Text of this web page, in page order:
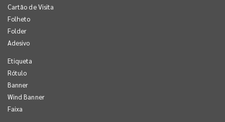
Cartão de Visita
Folheto
Folder
Adesivo
Etiqueta
Rótulo
Banner
Wind Banner
Faixa